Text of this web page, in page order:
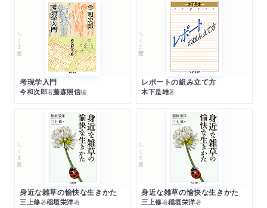
ちくま文庫
考現学入門
今和次郎著藤森照信編
ちくま学芸文庫
レポートの組み立て方
木下是雄著
ちくま文庫
身近な雑草の愉快な生きかた
三上修著稲垣栄洋著
ちくま文庫
身近な雑草の愉快な生きかた
三上修著稲垣栄洋著